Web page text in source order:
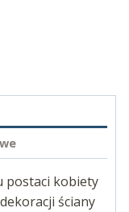
postaci kobiety
ściany